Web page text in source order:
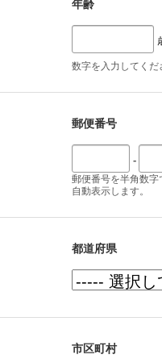
年齢
数字を入力してくだ
郵便番号
-
郵便番号を半角数
自動表示します。
都道府県
市区町村